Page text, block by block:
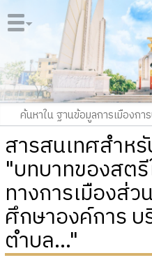
สารสนเทศสำห
"บทบาทของสต
ทางการเมืองส่
ศึกษาองค์การ บ
ตำบล..."